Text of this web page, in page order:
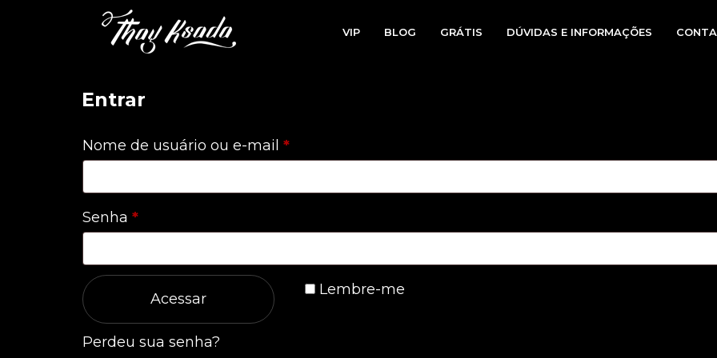
VIP BLOG GRÁTIS DÚVIDAS E INFORMAÇÕES
Entrar
Nome de usuário ou e-mail *Obrigatório
Senha *Obrigatório
Lembre-me
Acessar
Perdeu sua senha?